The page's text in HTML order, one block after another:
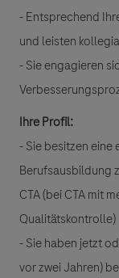
- Entsprechend
und leisten
- Sie engagieren
Ihre Profil:
- Sie besitzen
Berufsausbildung
CTA (bei CTA mit
Qualitätskontrolle)
- Sie haben jetzt
vor zwei Jahren)